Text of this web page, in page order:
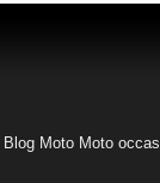
Blog Moto Moto